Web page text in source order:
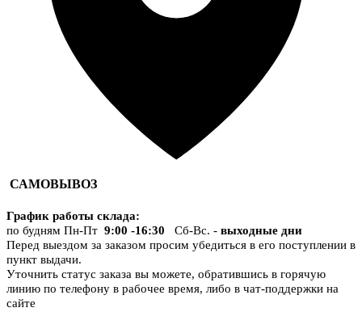
САМОВЫВОЗ
График работы склада:
по будням Пн-Пт 9:00 -16:30 Сб-Вс. - выходные дни
Перед выездом за заказом просим убедиться в его поступлении в
пункт выдачи.
Уточнить статус заказа вы можете, обратившись в горячую
линию по телефону в рабочее время, либо в чат-поддержки на
сайте